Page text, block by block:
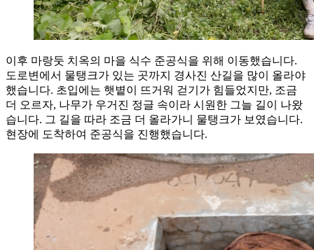
이후 마랑둣 치옥의 마을 식수 준공식을 위해 이동했습니다.
도로변에서 물탱크가 있는 곳까지 경사진 산길을 많이 올라야
했습니다. 초입에는 햇볕이 뜨거워 걷기가 힘들었지만, 조금
더 오르자, 나무가 우거진 정글 속이라 시원한 그늘 길이 나왔
습니다. 그 길을 따라 조금 더 올라가니 물탱크가 보였습니다.
현장에 도착하여 준공식을 진행했습니다.